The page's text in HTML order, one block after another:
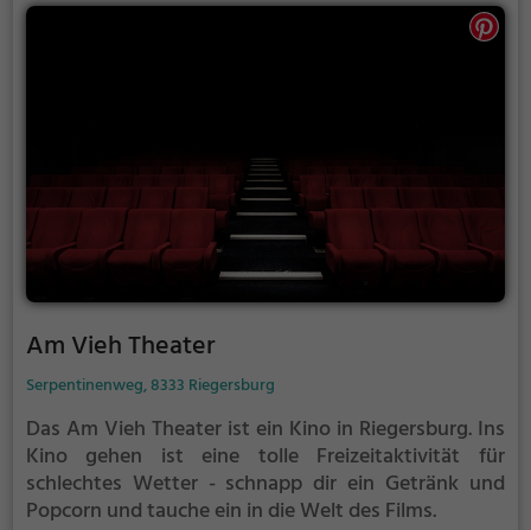
Am Vieh Theater
Serpentinenweg, 8333 Riegersburg
Das Am Vieh Theater ist ein Kino in Riegersburg. Ins
Kino gehen ist eine tolle Freizeitaktivität für
schlechtes Wetter - schnapp dir ein Getränk und
Popcorn und tauche ein in die Welt des Films.